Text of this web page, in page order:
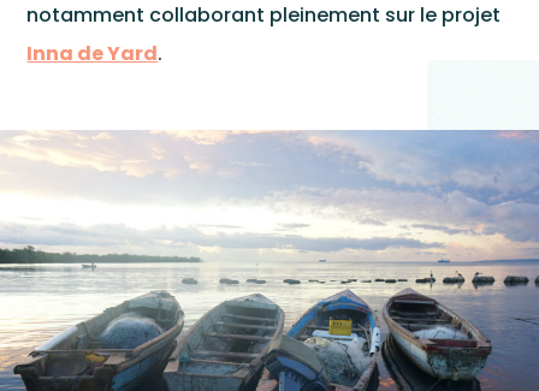
notamment collaborant pleinement sur le projet
Inna de Yard.